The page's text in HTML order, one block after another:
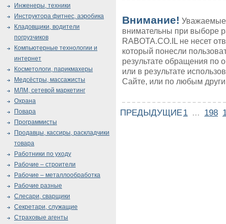
Внимание! Уважаемые
внимательны при выборе
RABOTA.CO.IL не несет
который понесли
результате обращения
или в результате
Сайте, или по любым
ПРЕДЫДУЩИЕ1 ... 198
Инженеры, техники
Инструктора фитнес, аэробика
Кладовщики, водители
погрузчиков
Компьютерные технологии и
интернет
Косметологи, парикмахеры
Медсёстры, массажисты
МЛМ, сетевой маркетинг
Охрана
Повара
Программисты
Продавцы, кассиры, раскладчики
товара
Работники по уходу
Рабочие – строители
Рабочие – металлообработка
Рабочие разные
Слесари, сварщики
Секретари, служащие
Страховые агенты